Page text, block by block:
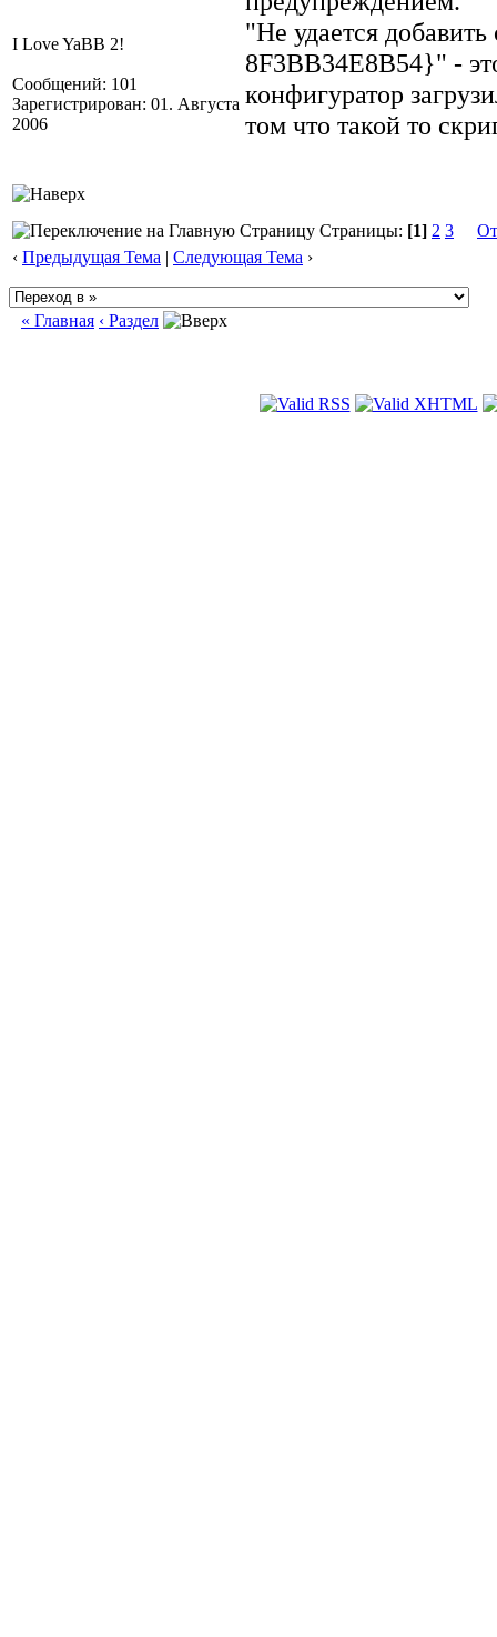
I Love YaBB 2!
Сообщений: 101
Зарегистрирован: 01. Августа
2006
"Не удается
8F3BB34E8B54}" -
конфигуратор
том что такой то
Страницы: [1] 2 3
‹ Предыдущая Тема | Следующая Тема ›
« Главная ‹ Раздел